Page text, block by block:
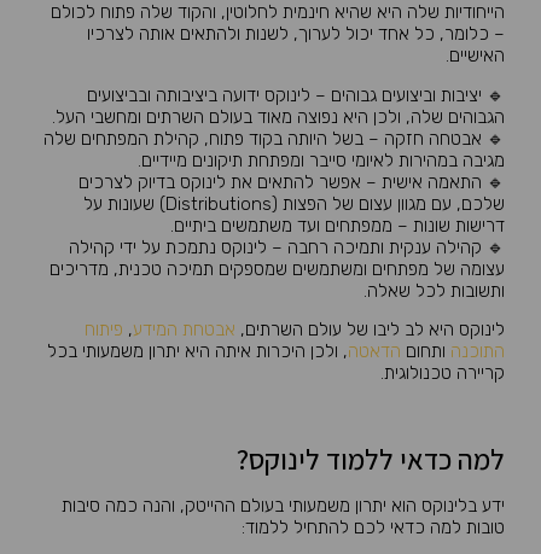
הייחודיות שלה היא שהיא חינמית לחלוטין, והקוד שלה פתוח לכולם
– כלומר, כל אחד יכול לערוך, לשנות ולהתאים אותה לצרכיו
האישיים.
🔹 יציבות וביצועים גבוהים – לינוקס ידועה ביציבותה ובביצועים
הגבוהים שלה, ולכן היא נפוצה מאוד בעולם השרתים ומחשבי העל.
🔹 אבטחה חזקה – בשל היותה בקוד פתוח, קהילת המפתחים שלה
מגיבה במהירות לאיומי סייבר ומפתחת תיקונים מיידיים.
🔹 התאמה אישית – אפשר להתאים את לינוקס בדיוק לצרכים
שלכם, עם מגוון עצום של הפצות (Distributions) שעונות על
דרישות שונות – ממפתחים ועד משתמשים ביתיים.
🔹 קהילה ענקית ותמיכה רחבה – לינוקס נתמכת על ידי קהילה
עצומה של מפתחים ומשתמשים שמספקים תמיכה טכנית, מדריכים
ותשובות לכל שאלה.
לינוקס היא לב ליבו של עולם השרתים, אבטחת המידע, פיתוח
התוכנה ותחום הדאטה, ולכן היכרות איתה היא יתרון משמעותי בכל
קריירה טכנולוגית.
למה כדאי ללמוד לינוקס?
ידע בלינוקס הוא יתרון משמעותי בעולם ההייטק, והנה כמה סיבות
טובות למה כדאי לכם להתחיל ללמוד: